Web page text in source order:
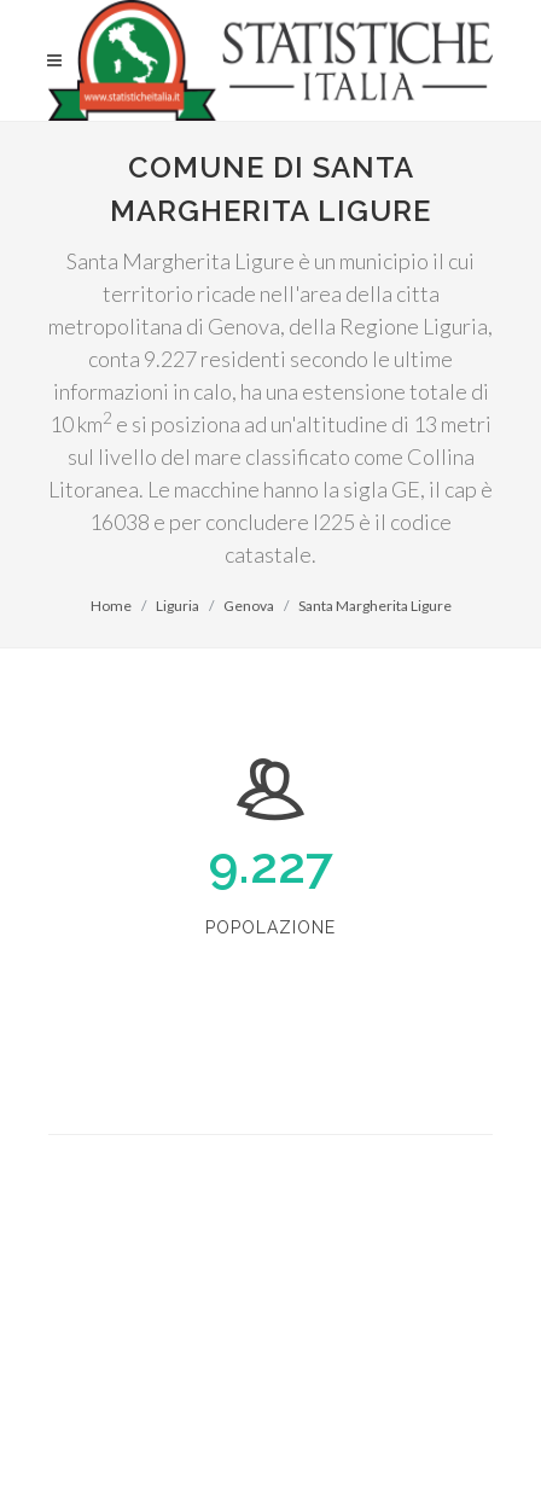
COMUNE DI SANTA
MARGHERITA LIGURE
Santa Margherita Ligure è un municipio il cui
territorio ricade nell'area della citta
metropolitana di Genova, della Regione Liguria,
conta 9.227 residenti secondo le ultime
informazioni in calo, ha una estensione totale di
10 km2 e si posiziona ad un'altitudine di 13 metri
sul livello del mare classificato come Collina
Litoranea. Le macchine hanno la sigla GE, il cap è
16038 e per concludere I225 è il codice
catastale.
Home Liguria Genova Santa Margherita Ligure
9.227
POPOLAZIONE